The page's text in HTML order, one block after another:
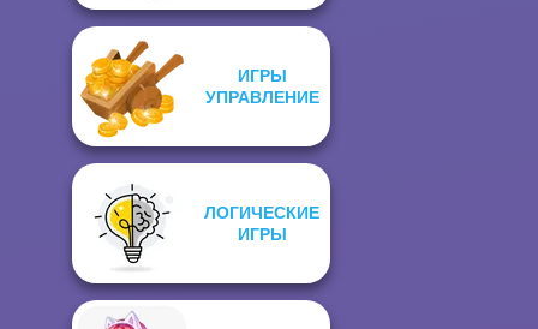
ИГРЫ
УПРАВЛЕНИЕ
ЛОГИЧЕСКИЕ
ИГРЫ